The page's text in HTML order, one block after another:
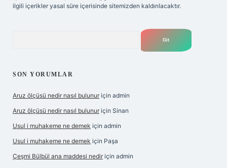
ilgili içerikler yasal süre içerisinde sitemizden kaldırılacaktır.
SON YORUMLAR
Aruz ölçüsü nedir nasıl bulunur için admin
Aruz ölçüsü nedir nasıl bulunur için Sinan
Usul i muhakeme ne demek için admin
Usul i muhakeme ne demek için Paşa
Çeşmi Bülbül ana maddesi nedir için admin